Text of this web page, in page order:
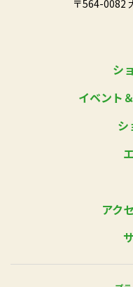
〒564-0082
シ
イベント
シ
アク